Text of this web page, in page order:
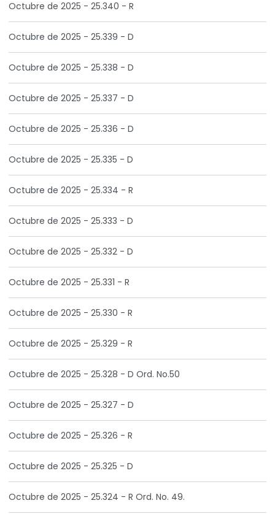
Octubre de 2025 - 25.340 - R
Octubre de 2025 - 25.339 - D
Octubre de 2025 - 25.338 - D
Octubre de 2025 - 25.337 - D
Octubre de 2025 - 25.336 - D
Octubre de 2025 - 25.335 - D
Octubre de 2025 - 25.334 - R
Octubre de 2025 - 25.333 - D
Octubre de 2025 - 25.332 - D
Octubre de 2025 - 25.331 - R
Octubre de 2025 - 25.330 - R
Octubre de 2025 - 25.329 - R
Octubre de 2025 - 25.328 - D Ord. No.50
Octubre de 2025 - 25.327 - D
Octubre de 2025 - 25.326 - R
Octubre de 2025 - 25.325 - D
Octubre de 2025 - 25.324 - R Ord. No. 49.